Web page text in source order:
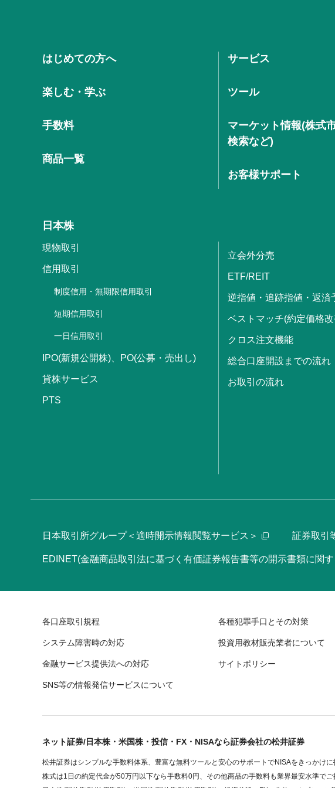
はじめての方へ
楽しむ・学ぶ
手数料
商品一覧
サービス
ツール
マーケット情報(株式
検索など)
お客様サポート
日本株
現物取引
信用取引
制度信用・無期限信用取引
短期信用取引
一日信用取引
IPO(新規公開株)、PO(公募・売出し)
貸株サービス
PTS
立会外分売
ETF/REIT
逆指値・追跡指値・返済
ベストマッチ(約定価格
クロス注文機能
総合口座開設までの流れ
お取引の流れ
日本取引所グループ＜適時開示情報閲覧サービス＞ 証券取引
EDINET(金融商品取引法に基づく有価証券報告書等の開示書類に関
各口座取引規程 各種犯罪手口とその対策
システム障害時の対応 投資用教材販売業者について
金融サービス提供法への対応 サイトポリシー
SNS等の情報発信サービスについて
ネット証券/日本株・米国株・投信・FX・NISAなら証券会社の松井証券
松井証券はシンプルな手数料体系、豊富な無料ツールと安心のサポートでNISAをきっかけ
株式は1日の約定代金が50万円以下なら手数料0円、その他商品の手数料も業界最安水準で